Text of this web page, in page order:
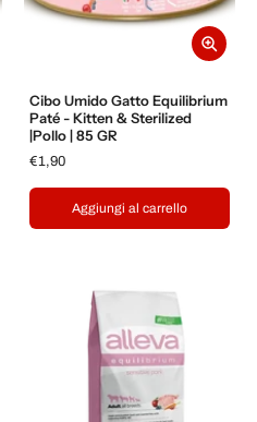
Cibo Umido Gatto Equilibrium
Paté - Kitten & Sterilized
|Pollo | 85 GR
€1,90
Aggiungi al carrello